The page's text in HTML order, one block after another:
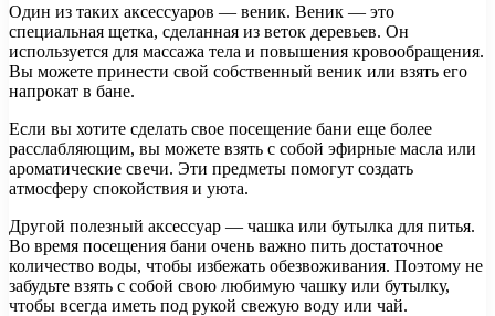
Один из таких аксессуаров — веник. Веник — это
специальная щетка, сделанная из веток деревьев. Он
используется для массажа тела и повышения кровообращения.
Вы можете принести свой собственный веник или взять его
напрокат в бане.
Если вы хотите сделать свое посещение бани еще более
расслабляющим, вы можете взять с собой эфирные масла или
ароматические свечи. Эти предметы помогут создать
атмосферу спокойствия и уюта.
Другой полезный аксессуар — чашка или бутылка для питья.
Во время посещения бани очень важно пить достаточное
количество воды, чтобы избежать обезвоживания. Поэтому не
забудьте взять с собой свою любимую чашку или бутылку,
чтобы всегда иметь под рукой свежую воду или чай.